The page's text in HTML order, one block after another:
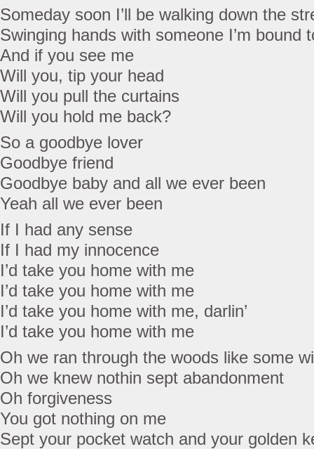
Someday soon I’ll be walking down the
Swinging hands with someone I’m bound
And if you see me
Will you, tip your head
Will you pull the curtains
Will you hold me back?
So a goodbye lover
Goodbye friend
Goodbye baby and all we ever been
Yeah all we ever been
If I had any sense
If I had my innocence
I’d take you home with me
I’d take you home with me
I’d take you home with me, darlin’
I’d take you home with me
Oh we ran through the woods like some
Oh we knew nothin sept abandonment
Oh forgiveness
You got nothing on me
Sept your pocket watch and your golden